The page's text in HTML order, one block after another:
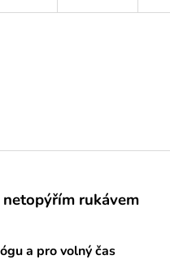
rukávem
a pro volný čas